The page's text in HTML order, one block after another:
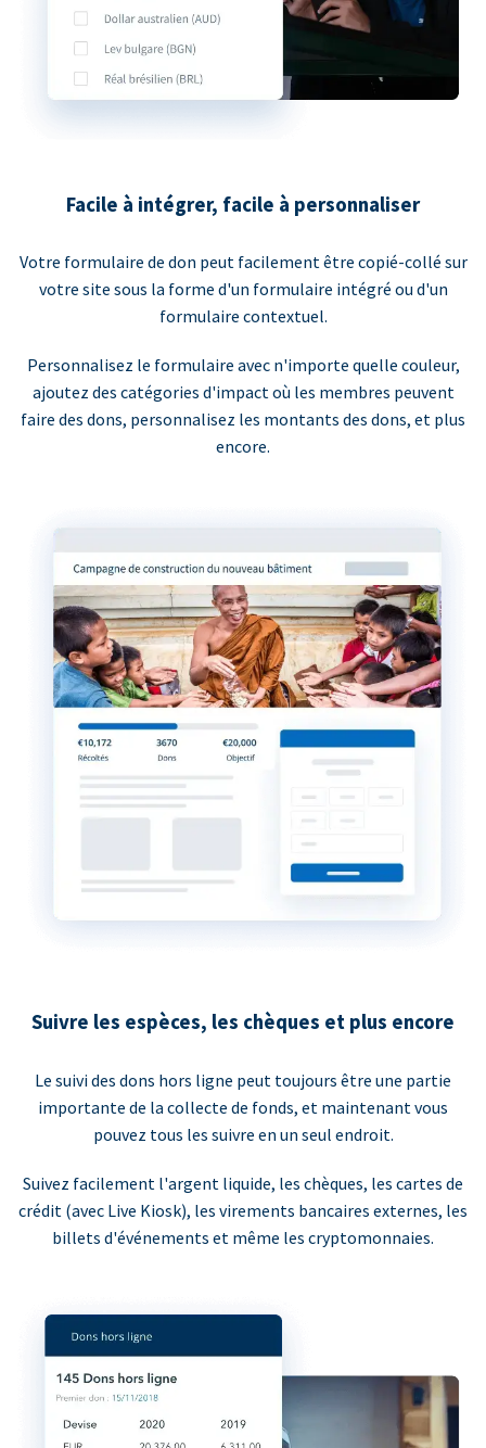
Facile à intégrer, facile à personnaliser
Votre formulaire de don peut facilement être copié-collé sur
votre site sous la forme d'un formulaire intégré ou d'un
formulaire contextuel.
Personnalisez le formulaire avec n'importe quelle couleur,
ajoutez des catégories d'impact où les membres peuvent
faire des dons, personnalisez les montants des dons, et plus
encore.
Suivre les espèces, les chèques et plus encore
Le suivi des dons hors ligne peut toujours être une partie
importante de la collecte de fonds, et maintenant vous
pouvez tous les suivre en un seul endroit.
Suivez facilement l'argent liquide, les chèques, les cartes de
crédit (avec Live Kiosk), les virements bancaires externes, les
billets d'événements et même les cryptomonnaies.